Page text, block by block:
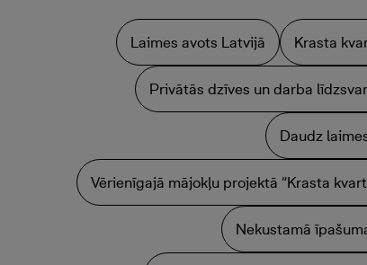
Laimes avots Latvijā Krasta
Privātās dzīves un darba
Daudz
Vērienīgajā mājokļu projektā “Krasta
Nekustamā